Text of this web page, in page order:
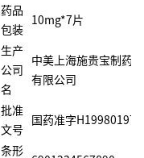
药品
包装
10mg*7片
生产
公司
名
中美上海施贵宝制药
有限公司
批准
文号
国药准字H19980197
条形